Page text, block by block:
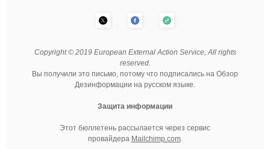
Copyright © 2019 European External Action Service, All rights
reserved.
Вы получили это письмо, потому что подписались на Обзор
Дезинформации на русском языке.
Защита информации
Этот бюллетень рассылается через сервис
провайдера Mailchimp.com.